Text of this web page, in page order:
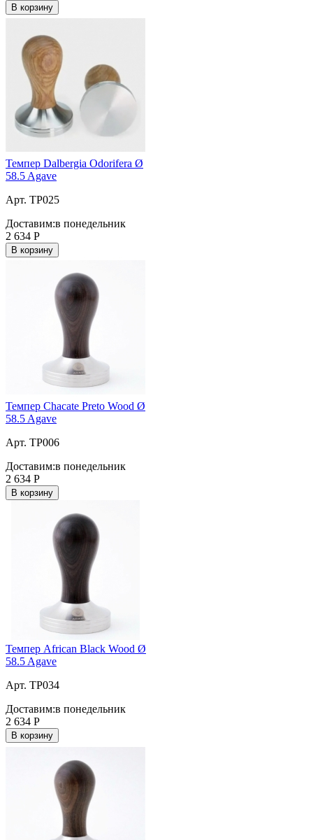
В корзину
Темпер Dalbergia Odorifera Ø
58.5 Agave
Арт. TP025
Доставим:в понедельник
2 634 Р
В корзину
Темпер Chacate Preto Wood Ø
58.5 Agave
Арт. TP006
Доставим:в понедельник
2 634 Р
В корзину
Темпер African Black Wood Ø
58.5 Agave
Арт. TP034
Доставим:в понедельник
2 634 Р
В корзину